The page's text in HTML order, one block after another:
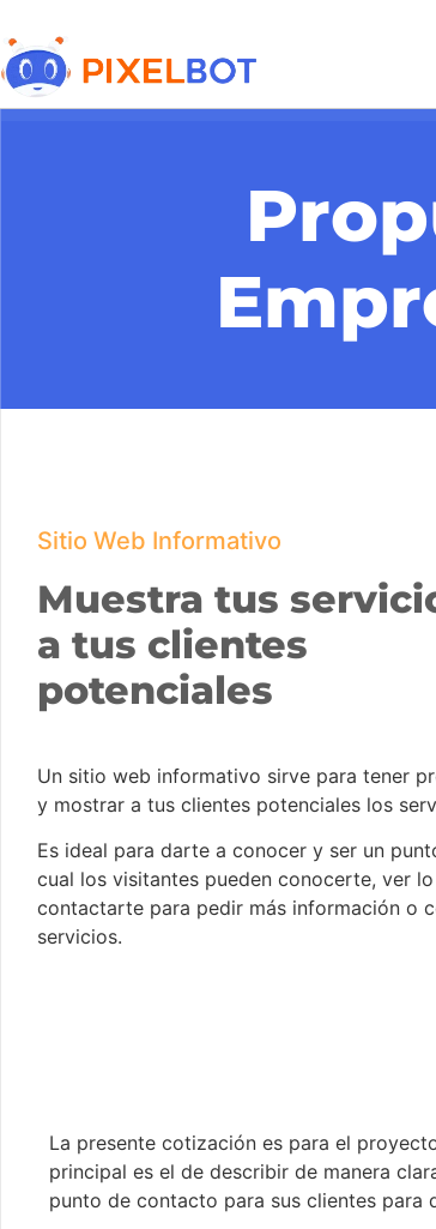
Sitio Web Informativo
Muestra tus
a tus clientes
potenciales
Un sitio web informativo sirve para tener
y mostrar a tus clientes potenciales los
Es ideal para darte a conocer y ser un
cual los visitantes pueden conocerte, ver
contactarte para pedir más información o
servicios.
La presente cotización es para el
principal es el de describir de manera
punto de contacto para sus clientes para